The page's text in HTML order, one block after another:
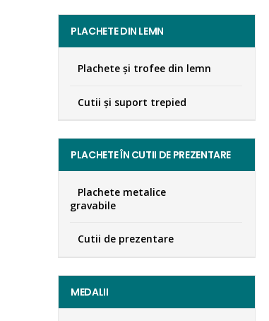
PLACHETE DIN LEMN
Plachete şi trofee din lemn
Cutii și suport trepied
PLACHETE ÎN CUTII DE PREZENTARE
Plachete metalice
gravabile
Cutii de prezentare
MEDALII